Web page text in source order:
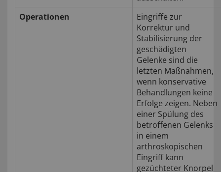
Operationen
Eingriffe zur
Korrektur und
Stabilisierung der
geschädigten
Gelenke sind die
letzten Maßnahmen,
wenn konservative
Behandlungen keine
Erfolge zeigen. Neben
einer Spülung des
betroffenen Gelenks
in einem
arthroskopischen
Eingriff kann
gezüchteter Knorpel